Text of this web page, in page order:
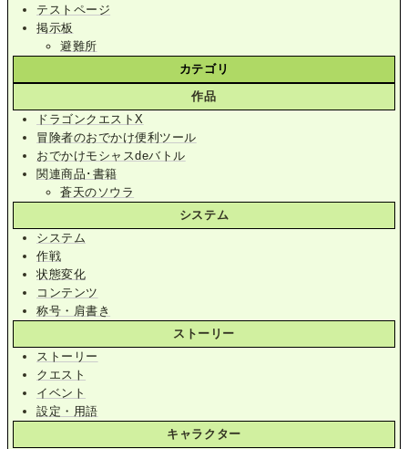
テストページ
掲示板
避難所
カテゴリ
作品
ドラゴンクエストX
冒険者のおでかけ便利ツール
おでかけモシャスdeバトル
関連商品･書籍
蒼天のソウラ
システム
システム
作戦
状態変化
コンテンツ
称号・肩書き
ストーリー
ストーリー
クエスト
イベント
設定・用語
キャラクター